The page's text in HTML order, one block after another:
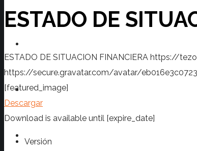
Prensa
ESTADO DE
ESTADO DE SITUACION FINANCIERA https://
https://secure.gravatar.com/avatar/
[featured_image]
Descargar
Download is available until [expire_date]
Versión